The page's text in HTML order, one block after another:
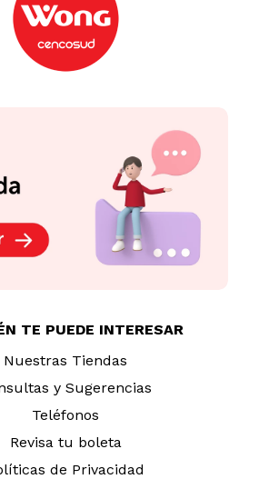
TE PUEDE INTERESAR
Nuestras Tiendas
y Sugerencias
Teléfonos
Revisa tu boleta
de Privacidad